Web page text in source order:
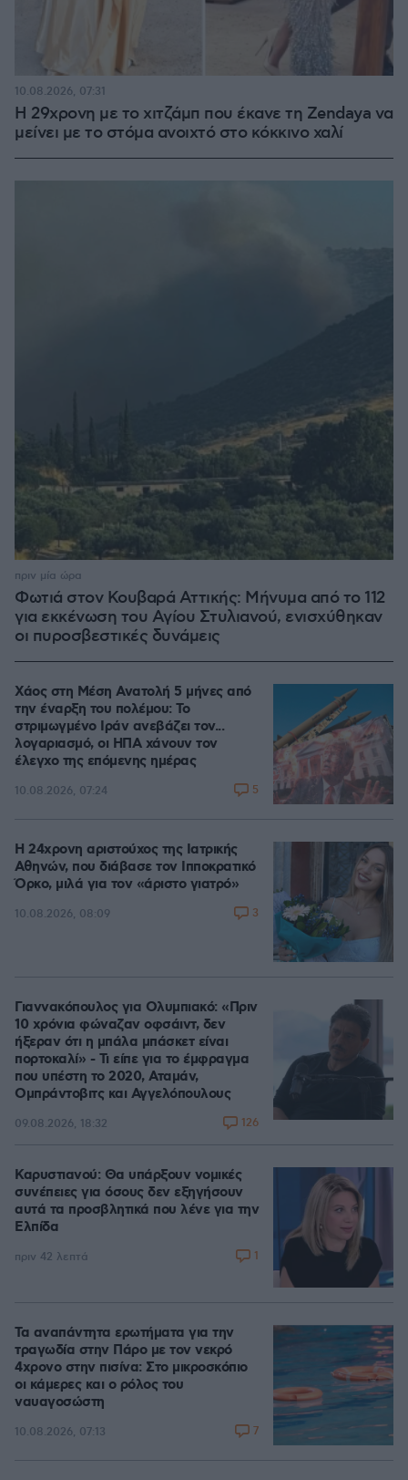
Η 29χρονη με το χιτζάμπ που έκανε τη Zendaya να
μείνει με το στόμα ανοιχτό στο κόκκινο χαλί
10.08.2026, 07:31
Φωτιά στον Κουβαρά Αττικής: Μήνυμα από το 112
για εκκένωση του Αγίου Στυλιανού, ενισχύθηκαν
οι πυροσβεστικές δυνάμεις
πριν μία ώρα
Χάος στη Μέση Ανατολή 5 μήνες από
την έναρξη του πολέμου: Το
στριμωγμένο Ιράν ανεβάζει τον...
λογαριασμό, οι ΗΠΑ χάνουν τον
έλεγχο της επόμενης ημέρας
10.08.2026, 07:24 5
Η 24χρονη αριστούχος της Ιατρικής
Αθηνών, που διάβασε τον Ιπποκρατικό
Όρκο, μιλά για τον «άριστο γιατρό»
10.08.2026, 08:09 3
Γιαννακόπουλος για Ολυμπιακό: «Πριν
10 χρόνια φώναζαν οφσάιντ, δεν
ήξεραν ότι η μπάλα μπάσκετ είναι
πορτοκαλί» - Τι είπε για το έμφραγμα
που υπέστη το 2020, Αταμάν,
Ομπράντοβιτς και Αγγελόπουλους
09.08.2026, 18:32 126
Καρυστιανού: Θα υπάρξουν νομικές
συνέπειες για όσους δεν εξηγήσουν
αυτά τα προσβλητικά που λένε για την
Ελπίδα
πριν 42 λεπτά 1
Τα αναπάντητα ερωτήματα για την
τραγωδία στην Πάρο με τον νεκρό
4χρονο στην πισίνα: Στο μικροσκόπιο
οι κάμερες και ο ρόλος του
ναυαγοσώστη
10.08.2026, 07:13 7